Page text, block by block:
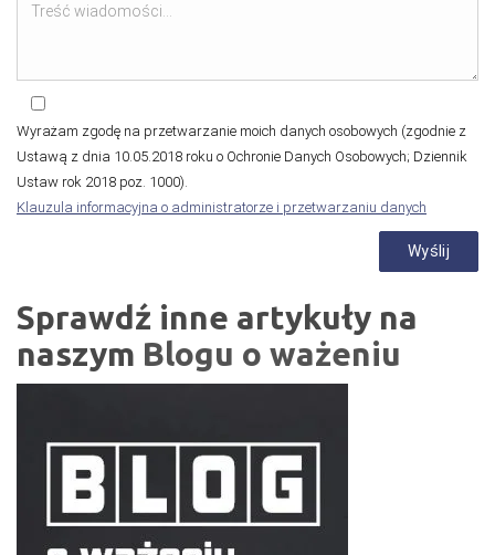
Wyrażam zgodę na przetwarzanie moich danych osobowych (zgodnie z
Ustawą z dnia 10.05.2018 roku o Ochronie Danych Osobowych; Dziennik
Ustaw rok 2018 poz. 1000).
Klauzula informacyjna o administratorze i przetwarzaniu danych
Sprawdź inne artykuły na
naszym Blogu o ważeniu